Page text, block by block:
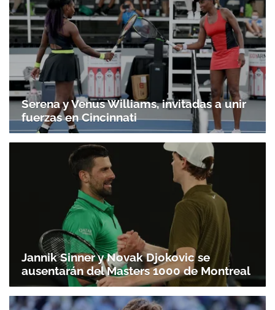
Serena y Venus Williams, invitadas a unir
fuerzas en Cincinnati
Jannik Sinner y Novak Djokovic se
ausentarán del Masters 1000 de Montreal